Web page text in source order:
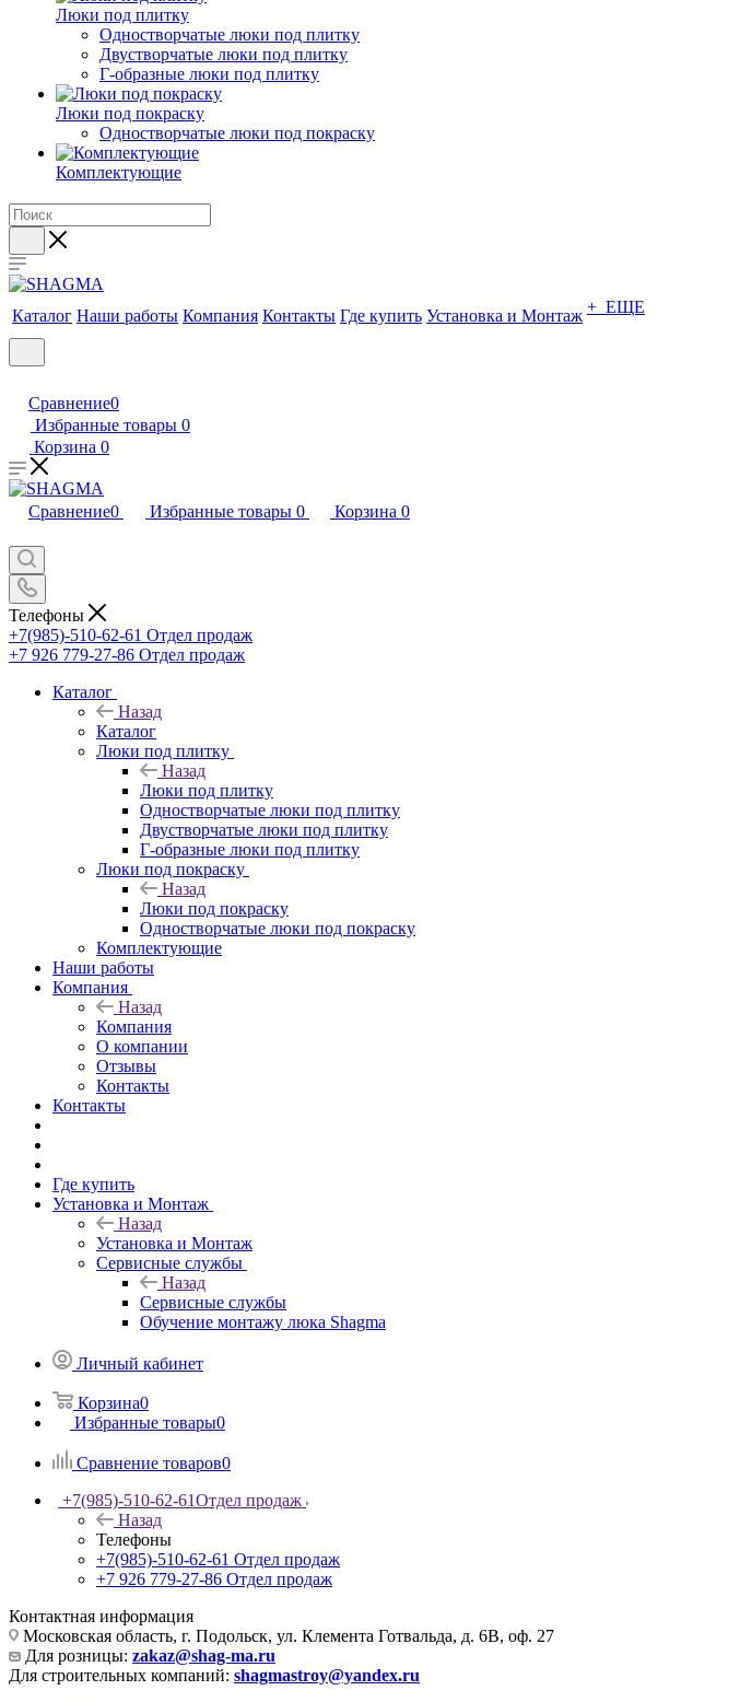
Люки под плитку
Одностворчатые люки под плитку
Двустворчатые люки под плитку
Г-образные люки под плитку
Люки под покраску
Одностворчатые люки под покраску
Комплектующие
Каталог Наши работы Компания Контакты Где купить Установка и Монтаж + ЕЩЕ
Сравнение0
Избранные товары 0
Корзина 0
Сравнение0 Избранные товары 0 Корзина 0
Телефоны
+7(985)-510-62-61 Отдел продаж
‪+7 926 779-27-86‬ Отдел продаж
Каталог
Назад
Каталог
Люки под плитку
Назад
Люки под плитку
Одностворчатые люки под плитку
Двустворчатые люки под плитку
Г-образные люки под плитку
Люки под покраску
Назад
Люки под покраску
Одностворчатые люки под покраску
Комплектующие
Наши работы
Компания
Назад
Компания
О компании
Отзывы
Контакты
Контакты
Где купить
Установка и Монтаж
Назад
Установка и Монтаж
Сервисные службы
Назад
Сервисные службы
Обучение монтажу люка Shagma
Личный кабинет
Корзина0
Избранные товары0
Сравнение товаров0
+7(985)-510-62-61Отдел продаж
Назад
Телефоны
+7(985)-510-62-61 Отдел продаж
‪+7 926 779-27-86‬ Отдел продаж
Контактная информация
Московская область, г. Подольск, ул. Клемента Готвальда, д. 6В, оф. 27
Для розницы: zakaz@shag-ma.ru
Для строительных компаний: shagmastroy@yandex.ru